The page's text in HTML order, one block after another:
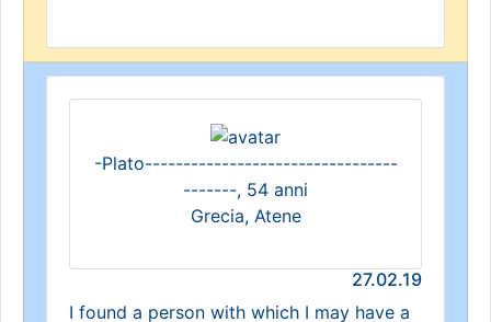
-Plato---------------------------------
-------, 54 anni
Grecia, Atene
27.02.19
I found a person with which I may have a